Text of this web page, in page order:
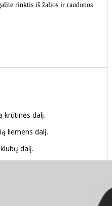
rinktis iš žalios ir raudonos
krūtinės dalį.
liemens dalį.
dalį.